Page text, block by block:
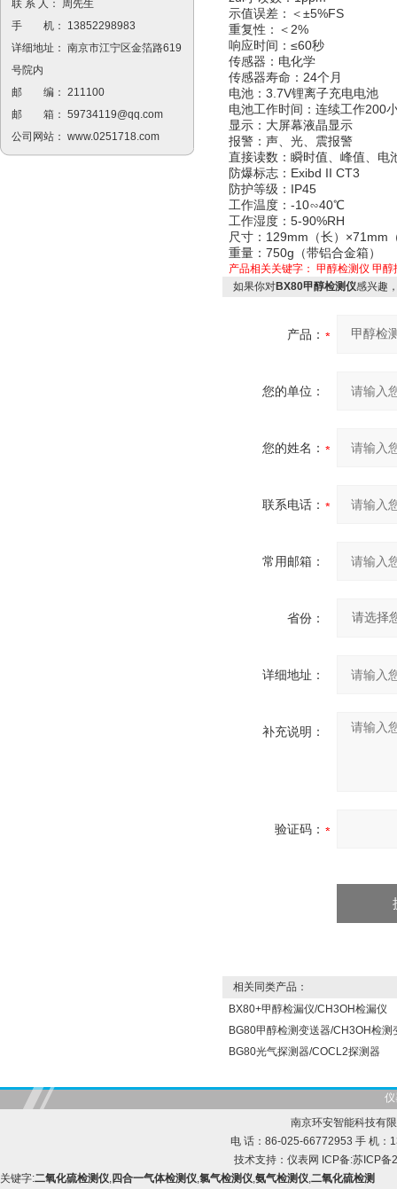
联 系 人： 周先生
手 机： 13852298983
详细地址： 南京市江宁区金箔路619
号院内
邮 编： 211100
邮 箱： 59734119@qq.com
公司网站： www.0251718.com
示值误差：＜±5%FS
重复性：＜2%
响应时间：≤60秒
传感器：电化学
传感器寿命：24个月
电池：3.7V锂离子充电电池
电池工作时间：连续工作200
显示：大屏幕液晶显示
报警：声、光、震报警
直接读数：瞬时值、峰值、电
防爆标志：Exibd II CT3
防护等级：IP45
工作温度：-10∽40℃
工作湿度：5-90%RH
尺寸：129mm（长）×71mm
重量：750g（带铝合金箱）
产品相关关键字： 甲醇检测仪 甲醇
如果你对BX80甲醇检测仪感兴趣
产品：
您的单位：
您的姓名：
联系电话：
常用邮箱：
省份：
详细地址：
补充说明：
验证码：
相关同类产品：
BX80+甲醇检漏仪/CH3OH检漏仪
BG80甲醇检测变送器/CH3OH检测
BG80光气探测器/COCL2探测器
南京环安智能科技有
电 话：86-025-66772953 手 机：
技术支持： 仪表网 ICP备:苏ICP备
关键字:二氧化硫检测仪,四合一气体检测仪,氯气检测仪,氨气检测仪,二氧化硫检测